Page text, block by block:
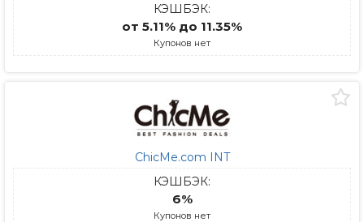
КЭШБЭК:
от 5.11% до 11.35%
Купонов нет
ChicMe.com INT
КЭШБЭК:
6%
Купонов нет